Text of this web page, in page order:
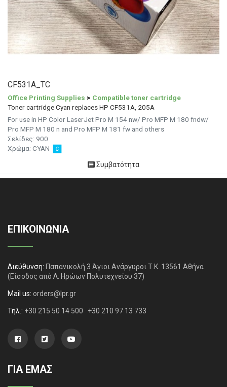
CF531A_TC
Office Printing Supplies > Compatible toner cartridge
Toner cartridge Cyan replaces HP CF531A, 205A
For use in HP Color LaserJet Pro M 154 nw/ Pro MFP M 180 fndw/
Pro MFP M 180 n and Pro MFP M 181 fw and others
Σελίδες: 900
Χρώμα: CYAN
Συμβατότητα
ΕΠΙΚΟΙΝΩΝΙΑ
Διεύθυνση: Παπανικολή 3 Άγιοι Ανάργυροι Τ.Κ. 13561 Αθήνα
(Είσοδος από Λ. Ηρώων Πολυτεχνείου 37)
Mail us: orders@lpr.gr
Τηλ.: +30 215 50 14 500 +30 210 97 13 733
ΓΙΑ ΕΜΑΣ